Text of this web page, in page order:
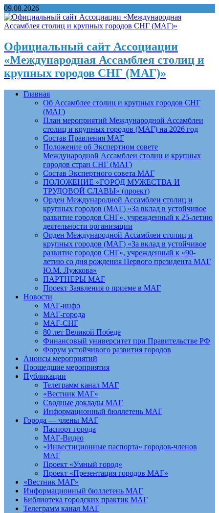
09.08.2026
Официальный сайт Ассоциации
«Международная Ассамблея столиц и
крупных городов СНГ (МАГ)»
Главная
Об Ассамблее столиц и крупных городов СНГ
(МАГ)
План мероприятий Международной Ассамблеи
столиц и крупных городов (МАГ) на 2026 год
Состав Правления МАГ
Положение об Экспертном совете
Международной Ассамблеи столиц и крупных
городов стран СНГ (МАГ)
Состав Экспертного совета МАГ
ПОЛОЖЕНИЕ «ГОРОД МУЖЕСТВА И
ТРУДОВОЙ СЛАВЫ» (проект)
Орден Международной Ассамблеи столиц и
крупных городов (МАГ) «За вклад в устойчивое
развитие городов СНГ», учрежденный к 25-летию
деятельности организации
Орден Международной Ассамблеи столиц и
крупных городов (МАГ) «За вклад в устойчивое
развитие городов СНГ», учрежденный к «90-
летию со дня рождения Первого президента МАГ
Ю.М. Лужкова»
ПАРТНЕРЫ МАГ
Проект Заявления о приеме в МАГ
Новости
МАГ-инфо
МАГ-города
МАГ-СНГ
80 лет Великой Победе
Финансовый университет при Правительстве РФ
Форум устойчивого развития городов
Анонсы мероприятий
Прошедшие мероприятия
Публикации
Телеграмм канал МАГ
«Вестник МАГ»
Сводные доклады МАГ
Информационный бюллетень МАГ
Города — члены МАГ
Паспорт города
МАГ-Видео
«Инвестиционные паспорта» городов-членов
МАГ
Проект «Умный город»
Проект «Презентация городов МАГ»
«Вестник МАГ»
Информационный бюллетень МАГ
Библиотека городских практик МАГ
Телеграмм канал МАГ